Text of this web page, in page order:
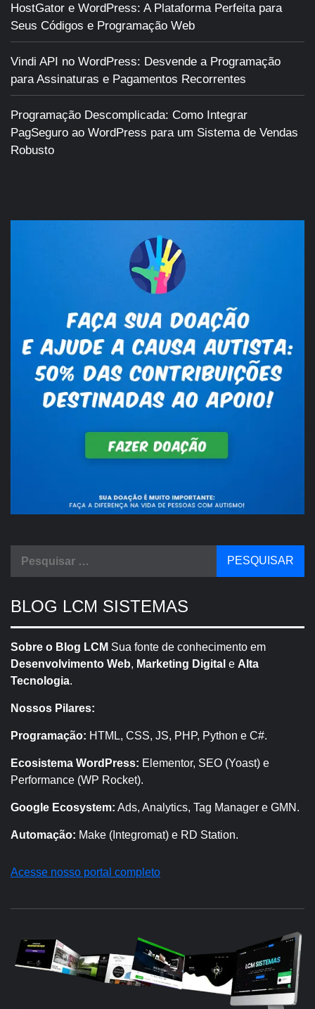
HostGator e WordPress: A Plataforma Perfeita para
Seus Códigos e Programação Web
Vindi API no WordPress: Desvende a Programação
para Assinaturas e Pagamentos Recorrentes
Programação Descomplicada: Como Integrar
PagSeguro ao WordPress para um Sistema de Vendas
Robusto
BLOG LCM SISTEMAS
Sobre o Blog LCM Sua fonte de conhecimento em
Desenvolvimento Web, Marketing Digital e Alta
Tecnologia.
Nossos Pilares:
Programação: HTML, CSS, JS, PHP, Python e C#.
Ecosistema WordPress: Elementor, SEO (Yoast) e
Performance (WP Rocket).
Google Ecosystem: Ads, Analytics, Tag Manager e GMN.
Automação: Make (Integromat) e RD Station.
Acesse nosso portal completo